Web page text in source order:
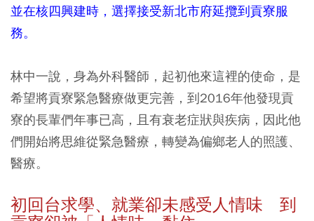
並在核四興建時，選擇接受新北市府延攬到貢寮服
務。
林中一說，身為外科醫師，起初他來這裡的使命，是
希望將貢寮緊急醫療做更完善，到2016年他發現貢
寮的長輩們年事已高，且有衰老症狀與疾病，因此他
們開始將思維從緊急醫療，轉變為偏鄉老人的照護、
醫療。
初回台求學、就業卻未感受人情味 到